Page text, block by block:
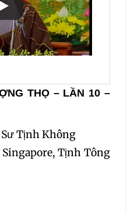
THỌ – LẦN 10 –
Tịnh Không
Tịnh Tông